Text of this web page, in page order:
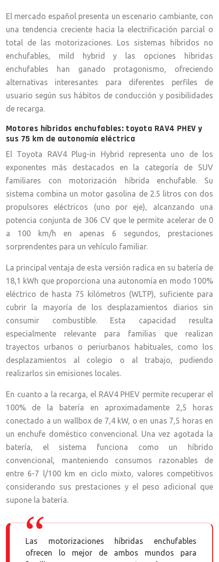
El mercado español presenta un escenario cambiante, con
una tendencia creciente hacia la electrificación parcial o
total de las motorizaciones. Los sistemas híbridos no
enchufables, mild hybrid y las opciones híbridas
enchufables han ganado protagonismo, ofreciendo
alternativas interesantes para diferentes perfiles de
usuario según sus hábitos de conducción y posibilidades
de recarga.
Motores híbridos enchufables: toyota RAV4 PHEV y
sus 75 km de autonomía eléctrica
El Toyota RAV4 Plug-in Hybrid representa uno de los
exponentes más destacados en la categoría de SUV
familiares con motorización híbrida enchufable. Su
sistema combina un motor gasolina de 2.5 litros con dos
propulsores eléctricos (uno por eje), alcanzando una
potencia conjunta de 306 CV que le permite acelerar de 0
a 100 km/h en apenas 6 segundos, prestaciones
sorprendentes para un vehículo familiar.
La principal ventaja de esta versión radica en su batería de
18,1 kWh que proporciona una autonomía en modo 100%
eléctrico de hasta 75 kilómetros (WLTP), suficiente para
cubrir la mayoría de los desplazamientos diarios sin
consumir combustible. Esta capacidad resulta
especialmente relevante para familias que realizan
trayectos urbanos o periurbanos habituales, como los
desplazamientos al colegio o al trabajo, pudiendo
realizarlos sin emisiones locales.
En cuanto a la recarga, el RAV4 PHEV permite recuperar el
100% de la batería en aproximadamente 2,5 horas
conectado a un wallbox de 7,4 kW, o en unas 7,5 horas en
un enchufe doméstico convencional. Una vez agotada la
batería, el sistema funciona como un híbrido
convencional, manteniendo consumos razonables de
entre 6-7 l/100 km en ciclo mixto, valores competitivos
considerando sus prestaciones y el peso adicional que
supone la batería.
Las motorizaciones híbridas enchufables
ofrecen lo mejor de ambos mundos para